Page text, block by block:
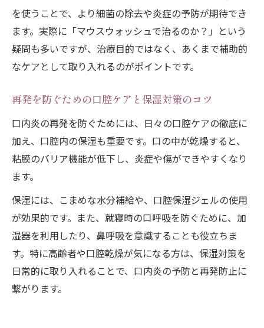
を使うことで、より細菌の除去や炎症の予防が期待でき
ます。実際に「マウスウォッシュで治るのか？」という
疑問も多いですが、治療目的ではなく、あくまで補助的
なケアとして取り入れるのがポイントです。
再発を防ぐための口腔ケアと保湿対策のコツ
口内炎の再発を防ぐためには、日々の口腔ケアの徹底に
加え、口腔内の保湿も重要です。口の中が乾燥すると、
粘膜のバリア機能が低下し、炎症や傷ができやすくなり
ます。
保湿には、こまめな水分補給や、口腔保湿ジェルの使用
が効果的です。また、就寝時の口呼吸を防ぐために、加
湿器を利用したり、鼻呼吸を意識することも役立ちま
す。特に高齢者や口腔乾燥が気になる方は、保湿対策を
日常的に取り入れることで、口内炎の予防と再発防止に
繋がります。